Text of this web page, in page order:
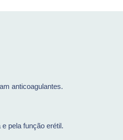
anticoagulantes.
pela função erétil.